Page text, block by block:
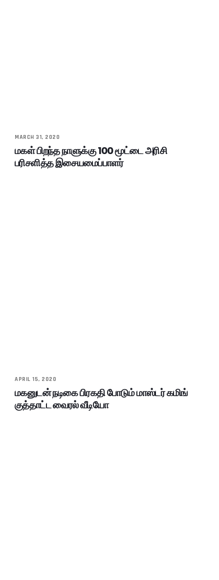
MARCH 31, 2020
மகள் பிறந்த நாளுக்கு 100 மூட்டை அரிசி
பரிசளித்த இசையமைப்பாளர்
APRIL 15, 2020
மகனுடன் நடிகை பிரகதி போடும் மாஸ்டர் கமிங்
குத்தாட்ட வைரல் வீடியோ